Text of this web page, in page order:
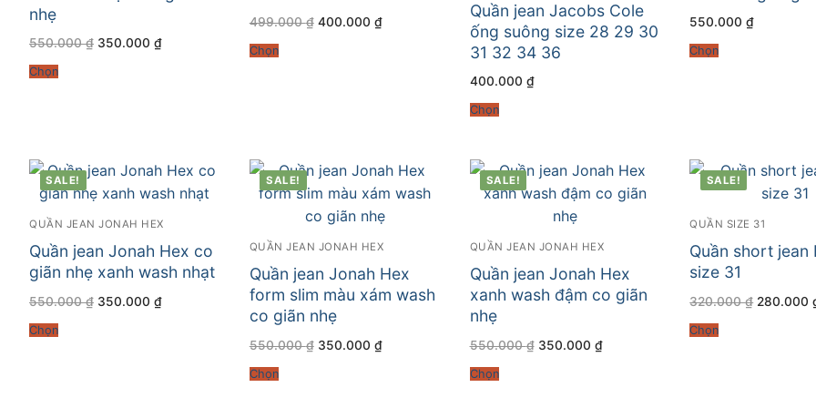
nhẹ
550.000₫ Giá
350.000 ₫Giá
Chọn
499.000₫ Giá
400.000 ₫Giá
hiện
Chọn
Quần jean Jacobs Cole
ống suông size 28 29 30
31 32 34 36
400.000 ₫
Chọn
550.000₫
Chọn
SALE!
QUẦN JEAN JONAH HEX
Quần jean Jonah Hex co
giãn nhẹ xanh wash nhạt
550.000₫ Giá
350.000 ₫Giá
Chọn
SALE!
QUẦN JEAN JONAH HEX
Quần jean Jonah Hex
form slim màu xám wash
co giãn nhẹ
550.000₫ Giá
350.000 ₫Giá
hiện
Chọn
SALE!
QUẦN JEAN JONAH HEX
Quần jean Jonah Hex
xanh wash đậm co giãn
nhẹ
550.000₫ Giá
350.000 ₫Giá
hiện
Chọn
SALE!
QUẦN SIZE 31
Quần short jean
size 31
320.000₫ Giá
280.000
Chọn